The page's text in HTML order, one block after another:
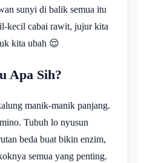
sunyi di balik semua itu
kecil cabai rawit, jujur kita
kita ubah 😌
Apa Sih?
manik-manik panjang.
Tubuh lo nyusun
beda buat bikin enzim,
semua yang penting.